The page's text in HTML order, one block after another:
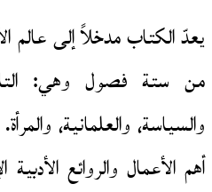
يعدّ الكتاب مدخلاً إلى عالم
من ستة فصول وهي:
والسياسة، والعلمانية،
أهم الأعمال والروائع